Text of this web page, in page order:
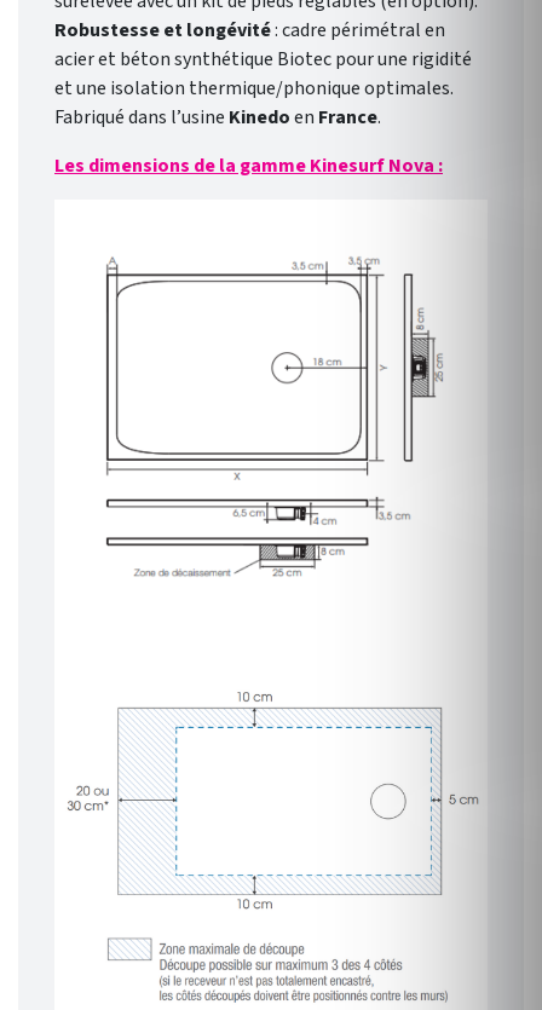
Robustesse et longévité: cadre périmétral en
acier et béton synthétique Biotec pour une rigidité
et une isolation thermique/phonique optimales.
Fabriqué dans l’usine Kinedoen France.
Les dimensions de la gamme Kinesurf Nova :